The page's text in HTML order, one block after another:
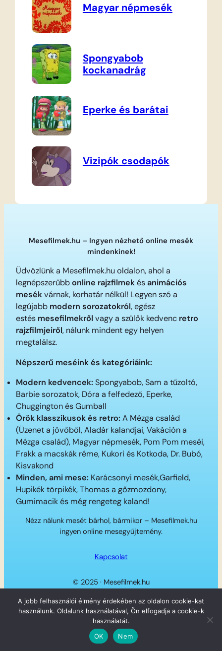
Magyar népmesék
Spongyabob
kockanadrág
Eperke és barátai
Vizipók csodapók
Mesefilmek.hu – Ingyen nézhető online mesék
mindenkinek!
Üdvözlünk a Mesefilmek.hu oldalon, ahol a
legnépszerűbbonline rajzfilmekésanimációs
mesékvárnak, korhatár nélkül! Legyen szó a
legújabb modern sorozatokról, egész
estés mesefilmekről vagy a szülők kedvenc retro
rajzfilmjeiről, nálunk mindent egy helyen
megtalálsz.
Népszerű meséink és kategóriáink:
Modern kedvencek: Spongyabob, Sam a tűzoltó,
Barbie sorozatok, Dóra a felfedező, Eperke,
Chuggington és Gumball
Örök klasszikusok és retro: A Mézga család
(Üzenet a jövőből, Aladár kalandjai, Vakáción a
Mézga család), Magyar népmesék, Pom Pom meséi,
Frakk a macskák réme, Kukori és Kotkoda, Dr. Bubó,
Kisvakond
Minden, ami mese: Karácsonyi mesék,Garfield,
Hupikék törpikék, Thomas a gőzmozdony,
Gumimacik és még rengeteg kaland!
Nézz nálunk mesét bárhol, bármikor – Mesefilmek.hu
ingyen online mesegyűjtemény.
Kapcsolat
© 2025 · Mesefilmek.hu
Twitter
Instagram
LinkedIn
Facebook
A jobb felhasználói élmény érdekében az oldalon cookie-kat
használunk. Oldalunk használatával, Ön elfogadja a cookie-k
használatát.
OK
Nem